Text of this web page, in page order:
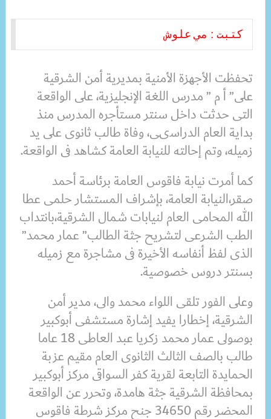
كتبت : مي علوش
تحفظت الأجهزة الأمنية بمديرية أمن الشرقية
على” أ م ” مدرس اللغة الإنجليزية، على الواقعة
التى حدثت داخل سنتر مستأجره المدرس منذ
بداية العام الدراسىى، وفاة طالب ثانوى على يد
زميله، وتم إحالته للنيابة العامة كشاهد فى الواقعة.
كما أمرت نيابة فاقوس العامة برئاسة أحمد
صقر،النيابة العامة، بإشراف المستشار حلمى عطا
الله المحامى العام لنيابات شمال الشرقية،بانتداب
الطب الشرعى لتشريح جثة الطالب” عمار محمد”
الذى لفظ أنفاسه الأخيرة فى مشاجرة مع زميله
بسنتر دروس خصوصية.
وعلى الفور تلقى اللواء محمد والى، مدير أمن
الشرقية، إخطارا يفيد إشارة مستشفى أبوكبير
بوصولى عمار محمد زكريا عبد العاطى 18 عاما
طالب بالصف الثالث الثانوى العام مقيم عزبة
الحمايدة التابعة لقرية كفر السواقى مركز أبوكبير
بمحافظة الشرقية جثة هامدة، وتحرر عن الواقعة
المحضر رقم 34650 جنح مركز شرطة فاقوس